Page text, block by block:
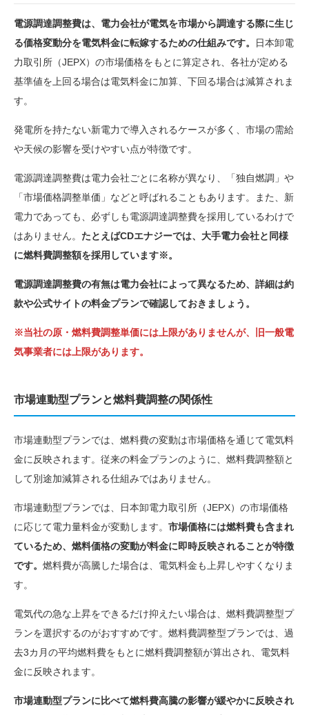
電源調達調整費は、電力会社が電気を市場から調達する際に生じ
る価格変動分を電気料金に転嫁するための仕組みです。
日本卸電
力取引所（JEPX）の市場価格をもとに算定され、各社が定める
基準値を上回る場合は電気料金に加算、下回る場合は減算されま
す。
発電所を持たない新電力で導入されるケースが多く、市場の需給
や天候の影響を受けやすい点が特徴です。
電源調達調整費は電力会社ごとに名称が異なり、「独自燃調」や
「市場価格調整単価」などと呼ばれることもあります。また、新
電力であっても、必ずしも電源調達調整費を採用しているわけで
はありません。 たとえばCDエナジーでは、大手電力会社と同様
に燃料費調整額を採用しています※。
電源調達調整費の有無は電力会社によって異なるため、詳細は約
款や公式サイトの料金プランで確認しておきましょう。
※当社の原・燃料費調整単価には上限がありませんが、旧一般電
気事業者には上限があります。
市場連動型プランと燃料費調整の関係性
市場連動型プランでは、燃料費の変動は市場価格を通じて電気料
金に反映されます。従来の料金プランのように、燃料費調整額と
して別途加減算される仕組みではありません。
市場連動型プランでは、日本卸電力取引所（JEPX）の市場価格
に応じて電力量料金が変動します。 市場価格には燃料費も含まれ
ているため、燃料価格の変動が料金に即時反映されることが特徴
です。 燃料費が高騰した場合は、電気料金も上昇しやすくなりま
す。
電気代の急な上昇をできるだけ抑えたい場合は、燃料費調整型プ
ランを選択するのがおすすめです。燃料費調整型プランでは、過
去3カ月の平均燃料費をもとに燃料費調整額が算出され、電気料
金に反映されます。
市場連動型プランに比べて燃料費高騰の影響が緩やかに反映され